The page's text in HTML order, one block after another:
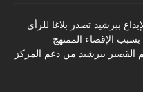
ببرشيد تصدر بلاغا للرأي
الإقصاء الممنهج
القصير ببرشيد من دعم المركز